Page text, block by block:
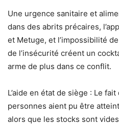
Une urgence sanitaire et
dans des abrits précaires,
et Metuge, et l’impossibilité
de l’insécurité créent un
arme de plus dans ce conflit.
L’aide en état de siège : Le
personnes aient pu être
alors que les stocks sont